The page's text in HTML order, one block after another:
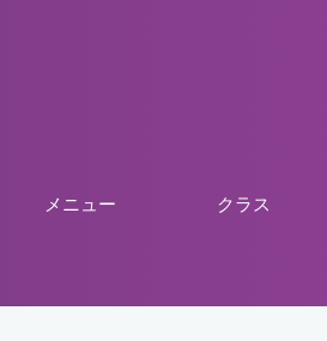
メニュー クラス